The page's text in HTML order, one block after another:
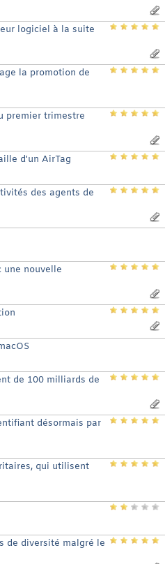
logiciel à la suite
la promotion de
premier trimestre
d'un AirTag
des agents de
une nouvelle
de 100 milliards de
désormais par
qui utilisent
de diversité malgré le